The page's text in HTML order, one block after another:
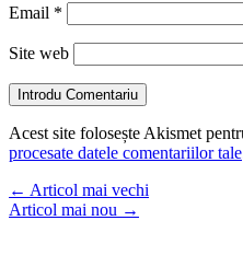
Email *
Site web
Introdu Comentariu
Acest site folosește Akismet
procesate datele comentariilor tale
← Articol mai vechi
Articol mai nou →